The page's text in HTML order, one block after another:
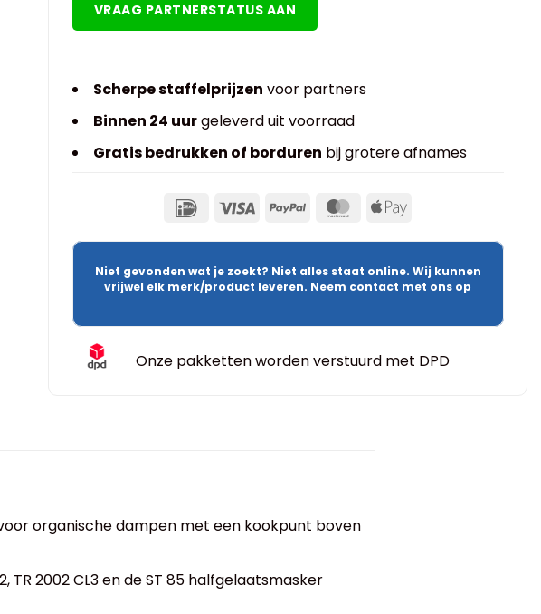
VRAAG PARTNERSTATUS AAN
Scherpe staffelprijzen voor partners
Binnen 24 uurgeleverd uit voorraad
Gratis bedrukken of borduren bij grotere afnames
Niet gevonden wat je zoekt? Niet alles staat online. Wij kunnen
vrijwel elk merk/product leveren. Neem contact met ons op
Onze pakketten worden verstuurd met DPD
organische dampen met een kookpunt boven
TR 2002 CL3 en de ST 85 halfgelaatsmasker